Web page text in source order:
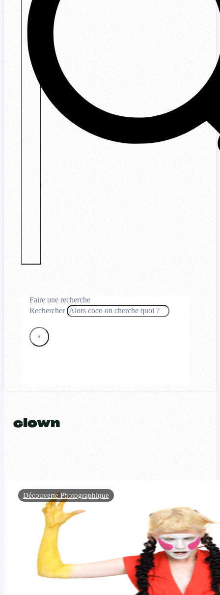
Faire une recherche
Rechercher
×
clown
Découverte Photographique